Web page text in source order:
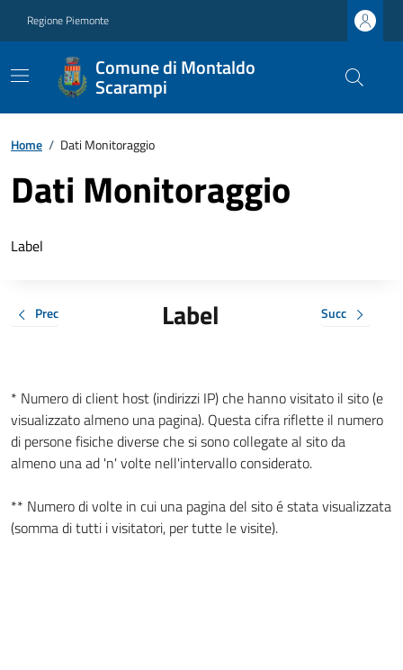
Regione Piemonte
Comune di Montaldo
Scarampi
Home / Dati Monitoraggio
Dati Monitoraggio
Label
Prec Label Succ
* Numero di client host (indirizzi IP) che hanno visitato il sito (e
visualizzato almeno una pagina). Questa cifra riflette il numero
di persone fisiche diverse che si sono collegate al sito da
almeno una ad 'n' volte nell'intervallo considerato.
** Numero di volte in cui una pagina del sito é stata visualizzata
(somma di tutti i visitatori, per tutte le visite).